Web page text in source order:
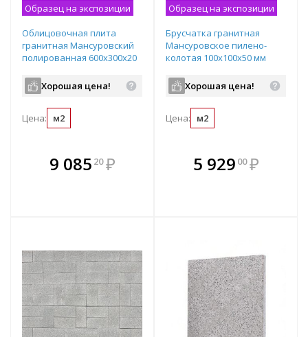
Образец на экспозиции
Облицовочная плита
гранитная Мансуровский
полированная 600х300х20
Хорошая цена!
Цена: м2
9 085 20 ₽
В комплекте
всегда выгоднее!
Образец на экспозиции
Брусчатка гранитная
Мансуровское пилено-
колотая 100х100х50 мм
Хорошая цена!
Цена: м2
В комплекте
всегда выгоднее!
5 929 00 ₽